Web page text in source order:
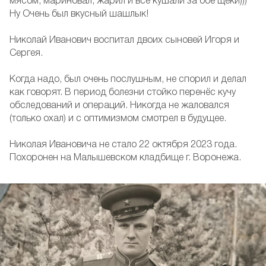
Ну Очень был вкусный шашлык!
Николай Иванович воспитал двоих сыновей Игоря и
Сергея.
Когда надо, был очень послушным, не спорил и делал
как говорят. В период болезни стойко перенёс кучу
обследований и операций. Никогда не жаловался
(только охал) и с оптимизмом смотрел в будущее.
Николая Ивановича не стало 22 октября 2023 года.
Похоронен на Малышевском кладбище г. Воронежа.